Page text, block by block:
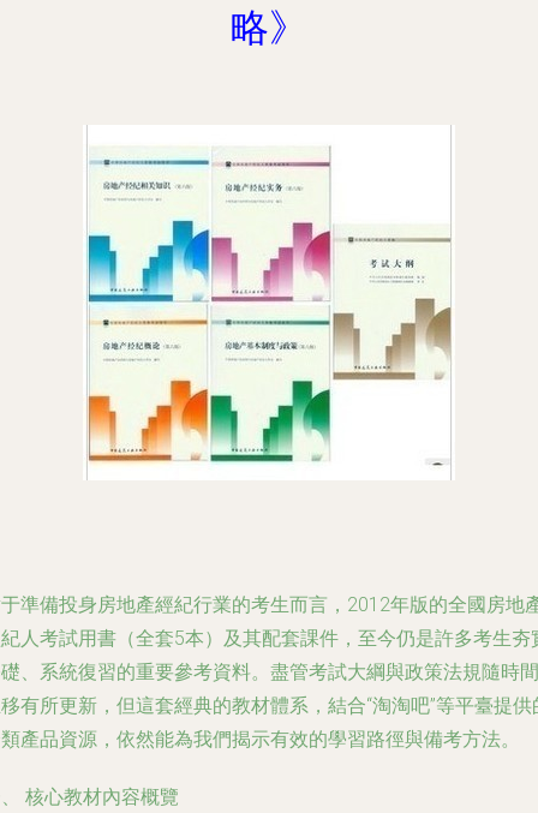
略》
準備投身房地產經紀行業的考生而言，2012年版的全國房地
人考試用書（全套5本）及其配套課件，至今仍是許多考生夯
、系統復習的重要參考資料。盡管考試大綱與政策法規隨時間
有所更新，但這套經典的教材體系，結合“淘淘吧”等平臺提供
產品資源，依然能為我們揭示有效的學習路徑與備考方法。
核心教材內容概覽